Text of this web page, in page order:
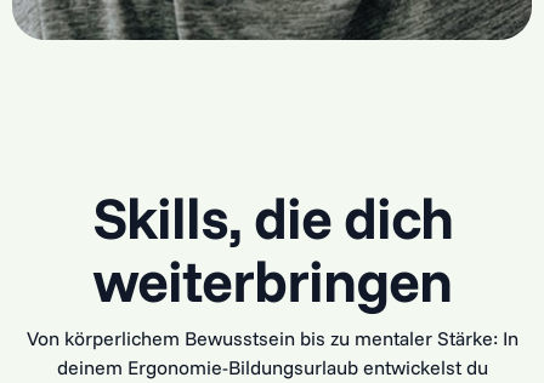
Skills, die dich
weiterbringen
Von körperlichem Bewusstsein bis zu mentaler Stärke: In
deinem Ergonomie-Bildungsurlaub entwickelst du